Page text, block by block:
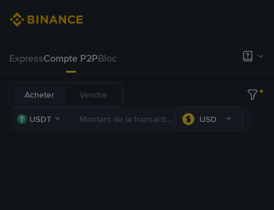
ExpressCompte P2PBloc
Acheter Vendre
USDT USD